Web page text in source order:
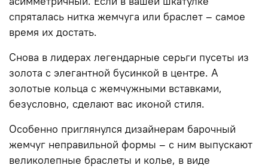
спряталась нитка жемчуга или браслет – самое
время их достать.
Снова в лидерах легендарные серьги пусеты из
золота с элегантной бусинкой в центре. А
золотые кольца с жемчужными вставками,
безусловно, сделают вас иконой стиля.
Особенно приглянулся дизайнерам барочный
жемчуг неправильной формы – с ним выпускают
великолепные браслеты и колье, в виде